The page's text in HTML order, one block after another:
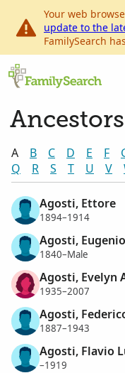
Your web
update to the
FamilySearch
A B C D E F
Q
R S T U V
Agosti, Ettore
1894–1914
Agosti,
1840–Male
Agosti, Evelyn
1935–2007
Agosti,
1887–1943
Agosti, Flavio
–1919